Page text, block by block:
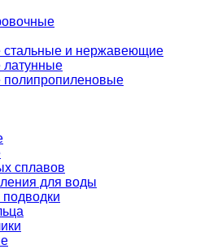
и нержавеющие
сплавов
для воды